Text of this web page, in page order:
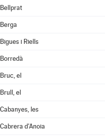
Bellprat
Berga
Bigues i Riells
Borredà
Bruc, el
Brull, el
Cabanyes, les
Cabrera d'Anoia